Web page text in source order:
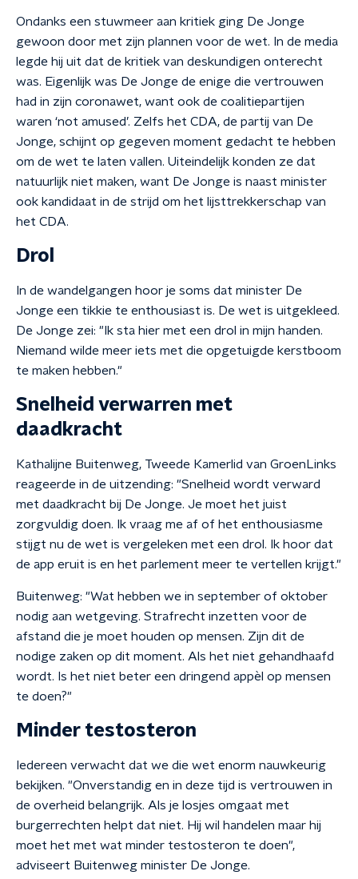
Ondanks een stuwmeer aan kritiek ging De Jonge
gewoon door met zijn plannen voor de wet. In de media
legde hij uit dat de kritiek van deskundigen onterecht
was. Eigenlijk was De Jonge de enige die vertrouwen
had in zijn coronawet, want ook de coalitiepartijen
waren ‘not amused’. Zelfs het CDA, de partij van De
Jonge, schijnt op gegeven moment gedacht te hebben
om de wet te laten vallen. Uiteindelijk konden ze dat
natuurlijk niet maken, want De Jonge is naast minister
ook kandidaat in de strijd om het lijsttrekkerschap van
het CDA.
Drol
In de wandelgangen hoor je soms dat minister De
Jonge een tikkie te enthousiast is. De wet is uitgekleed.
De Jonge zei: "Ik sta hier met een drol in mijn handen.
Niemand wilde meer iets met die opgetuigde kerstboom
te maken hebben."
Snelheid verwarren met
daadkracht
Kathalijne Buitenweg, Tweede Kamerlid van GroenLinks
reageerde in de uitzending: "Snelheid wordt verward
met daadkracht bij De Jonge. Je moet het juist
zorgvuldig doen. Ik vraag me af of het enthousiasme
stijgt nu de wet is vergeleken met een drol. Ik hoor dat
de app eruit is en het parlement meer te vertellen krijgt."
Buitenweg: "Wat hebben we in september of oktober
nodig aan wetgeving. Strafrecht inzetten voor de
afstand die je moet houden op mensen. Zijn dit de
nodige zaken op dit moment. Als het niet gehandhaafd
wordt. Is het niet beter een dringend appèl op mensen
te doen?"
Minder testosteron
Iedereen verwacht dat we die wet enorm nauwkeurig
bekijken. "Onverstandig en in deze tijd is vertrouwen in
de overheid belangrijk. Als je losjes omgaat met
burgerrechten helpt dat niet. Hij wil handelen maar hij
moet het met wat minder testosteron te doen",
adviseert Buitenweg minister De Jonge.